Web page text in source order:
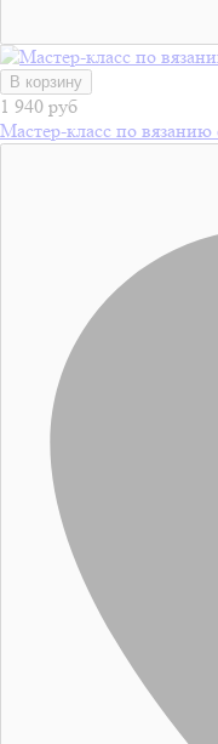
В корзину
1 940 руб
Мастер-класс по